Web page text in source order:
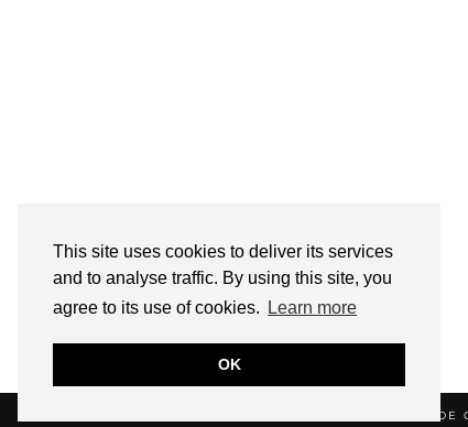
This site uses cookies to deliver its services
and to analyse traffic. By using this site, you
agree to its use of cookies.
Learn more
OK
POLITIQUE DE